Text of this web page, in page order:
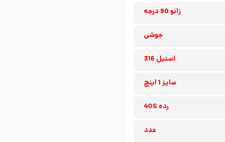
زانو 90 درجه
جوشی
استیل 316
سایز 1 اینچ
رده 40S
عدد